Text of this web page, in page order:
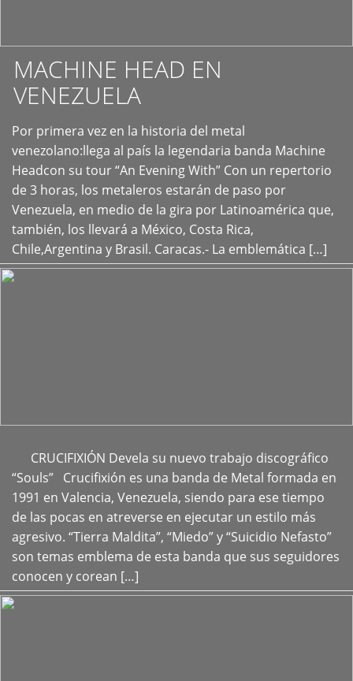
MACHINE HEAD EN
VENEZUELA
Por primera vez en la historia del metal
venezolano:llega al país la legendaria banda Machine
Headcon su tour “An Evening With” Con un repertorio
de 3 horas, los metaleros estarán de paso por
Venezuela, en medio de la gira por Latinoamérica que,
también, los llevará a México, Costa Rica,
Chile,Argentina y Brasil. Caracas.- La emblemática […]
+
CRUCIFIXIÓN Devela su nuevo trabajo discográfico
“Souls” Crucifixión es una banda de Metal formada en
1991 en Valencia, Venezuela, siendo para ese tiempo
de las pocas en atreverse en ejecutar un estilo más
agresivo. “Tierra Maldita”, “Miedo” y “Suicidio Nefasto”
son temas emblema de esta banda que sus seguidores
conocen y corean […]
+